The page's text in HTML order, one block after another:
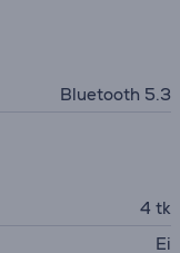
Bluetooth 5.3
4 tk
Ei